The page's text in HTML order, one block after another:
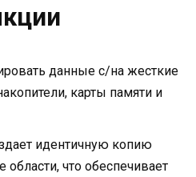
данные с/на жесткие
карты памяти и
идентичную копию
что обеспечивает